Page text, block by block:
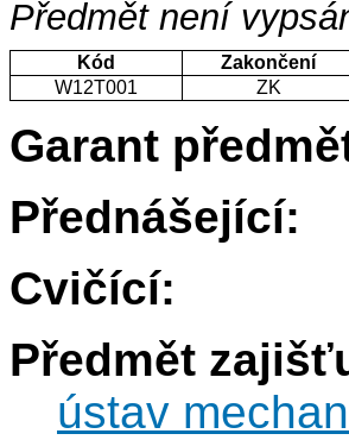
Předmět není
Kód Zakončení
W12T001
ZK
Garant
Přednášející:
Cvičící:
Předmět
ústav